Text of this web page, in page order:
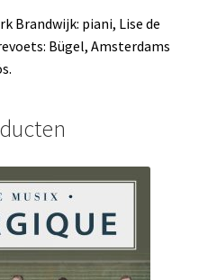
Brandwijk: piani, Lise de
Bügel, Amsterdams